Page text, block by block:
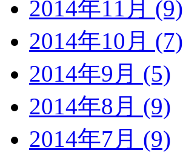
2014年11月 (9)
2014年10月 (7)
2014年9月 (5)
2014年8月 (9)
2014年7月 (9)